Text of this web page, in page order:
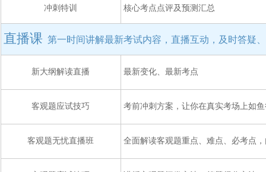
冲刺特训 核心考点点评及预测汇总
直播课第一时间讲解最新考试内容，直播互动，及时答疑
新大纲解读直播 最新变化、最新考点
客观题应试技巧 考前冲刺方案，让你在真实考场上如
客观题无忧直播班 全面解读客观题重点、难点、必考点